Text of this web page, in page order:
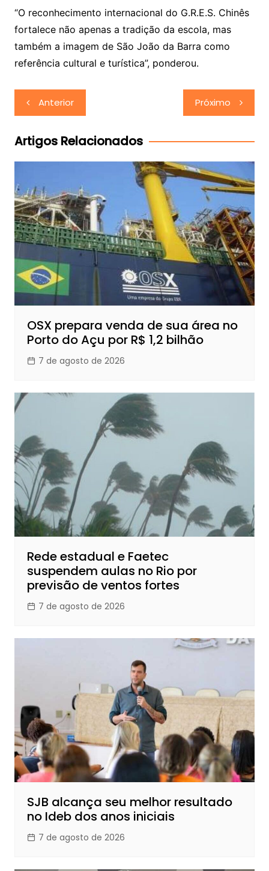
“O reconhecimento internacional do G.R.E.S. Chinês
fortalece não apenas a tradição da escola, mas
também a imagem de São João da Barra como
referência cultural e turística”, ponderou.
Navegação
de
Post
Anterior Próximo
Artigos Relacionados
OSX prepara venda de sua área no
Porto do Açu por R$ 1,2 bilhão
7 de agosto de 2026
Rede estadual e Faetec
suspendem aulas no Rio por
previsão de ventos fortes
7 de agosto de 2026
SJB alcança seu melhor resultado
no Ideb dos anos iniciais
7 de agosto de 2026